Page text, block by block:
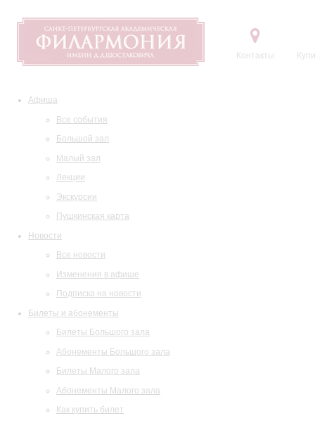
Контакты
Афиша
Все события
Большой зал
Малый зал
Лекции
Экскурсии
Пушкинская карта
Новости
Все новости
Изменения в афише
Подписка на новости
Билеты и абонементы
Билеты Большого зала
Абонементы Большого зала
Билеты Малого зала
Абонементы Малого зала
Как купить билет